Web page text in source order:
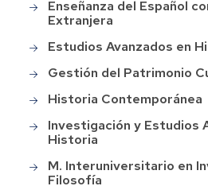
Enseñanza del Español
Extranjera
Estudios Avanzados en
Gestión del Patrimonio
Historia Contemporánea
Investigación y Estudios
Historia
M. Interuniversitario en
Filosofía